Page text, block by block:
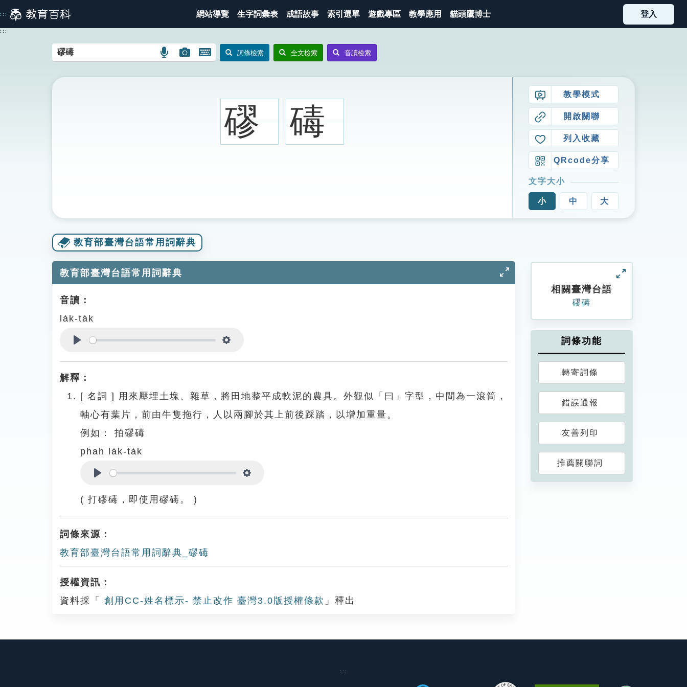
到
主
::: 網站導覽 生字詞彙表 成語故事 索引選單 遊戲專區 教學應用 貓頭鷹博士 登入
:::
語
搜
圖
搜
開
鍵
詞條檢索 全文檢索 音讀檢索
磟 碡
教學模式
開啟關聯
列入收藏
QRcode分享
文字大小
小 中 大
教育部臺灣台語常用詞辭典
教育部臺灣台語常用詞辭典
音讀：
la̍k-ta̍k
解釋：
[ 名詞 ] 用來壓埋土塊、雜草，將田地整平成軟泥的農具。外觀似「曰」字型，中間為一滾筒，
軸心有葉片，前由牛隻拖行，人以兩腳於其上前後踩踏，以增加重量。
例如：
拍磟碡
phah la̍k-ta̍k
( 打磟碡，即使用磟碡。 )
詞條來源：
教育部臺灣台語常用詞辭典_磟碡
授權資訊：
資料採「
創用CC-姓名標示- 禁止改作 臺灣3.0版授權條款 」釋出
相關臺灣台語
磟碡
詞條功能
轉寄詞條
錯誤通報
友善列印
推薦關聯詞
:::